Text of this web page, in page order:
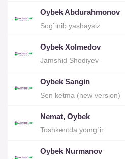
Oybek Abdurahmonov
Sog`inib yashaysiz
Oybek Xolmedov
Jamshid Shodiyev
Oybek Sangin
Sen ketma (new version)
Nemat, Oybek
Toshkentda yomg`ir
Oybek Nurmanov